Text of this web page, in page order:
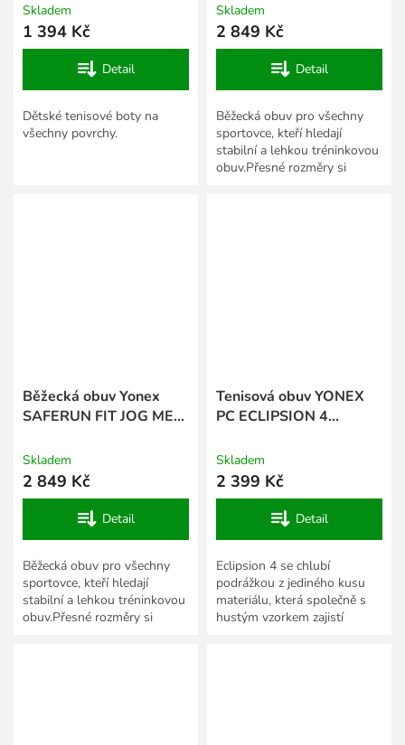
Skladem
1 394 Kč
Detail
Dětské tenisové boty na
všechny povrchy.
Skladem
2 849 Kč
Detail
Běžecká obuv pro všechny
sportovce, kteří hledají
stabilní a lehkou tréninkovou
obuv.Přesné rozměry si
Běžecká obuv Yonex
SAFERUN FIT JOG MEN
Skladem
2 849 Kč
Detail
Běžecká obuv pro všechny
sportovce, kteří hledají
stabilní a lehkou tréninkovou
obuv.Přesné rozměry si
Tenisová obuv YONEX
PC ECLIPSION 4
Skladem
2 399 Kč
Detail
Eclipsion 4 se chlubí
podrážkou z jediného kusu
materiálu, která společně s
hustým vzorkem zajistí